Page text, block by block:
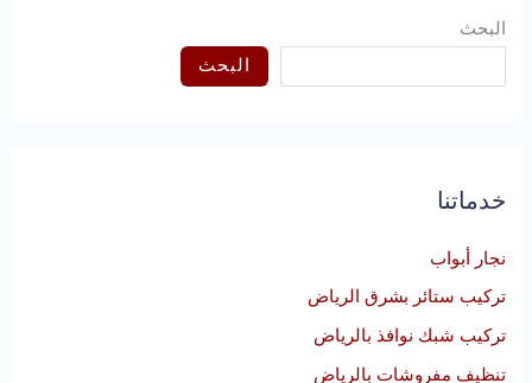
البحث
البحث
خدماتنا
نجار أبواب
تركيب ستائر بشرق الرياض
تركيب شبك نوافذ بالرياض
تنظيف مفروشات بالرياض